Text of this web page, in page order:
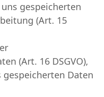
gespeicherten
(Art. 15
(Art. 16 DSGVO),
Daten